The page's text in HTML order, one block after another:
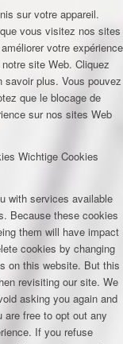
sur votre appareil.
vous visitez nos sites
votre expérience
site Web. Cliquez
savoir plus. Vous pouvez
que le blocage de
sur nos sites Web
Wichtige Cookies
with services available
Because these cookies
them will have impact
cookies by changing
on this website. But this
revisiting our site. We
asking you again and
free to opt out any
If you refuse